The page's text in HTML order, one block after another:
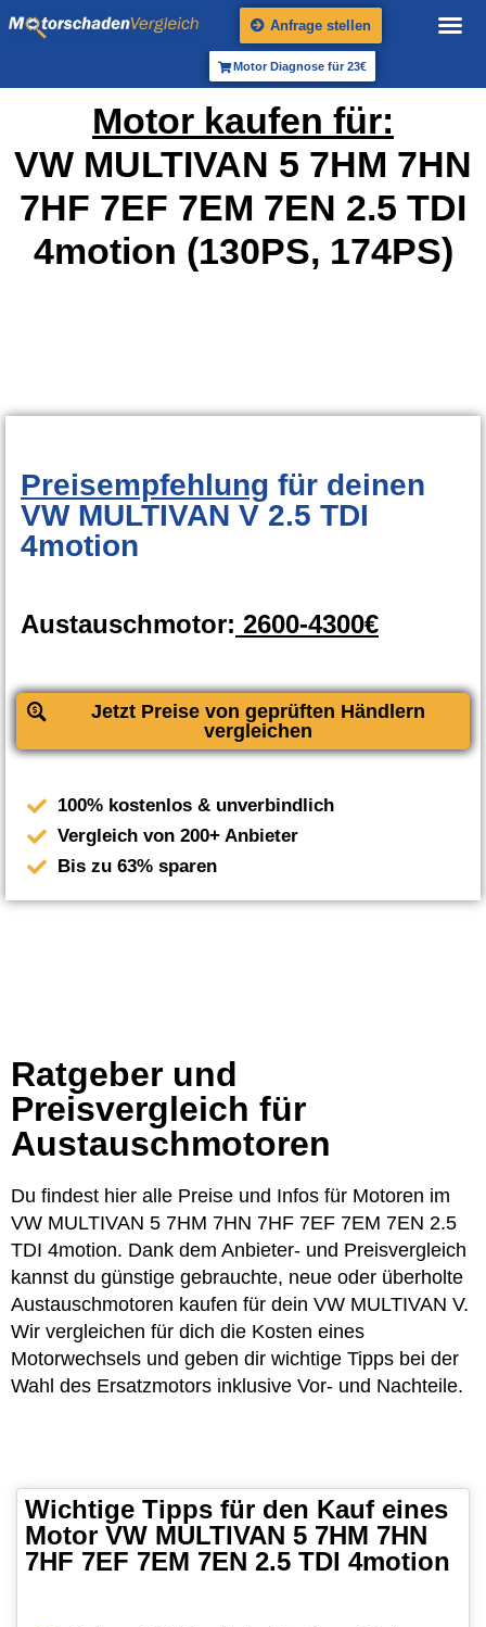
Anfrage stellen
Motor Diagnose für 23€
Motor kaufen für:
VW MULTIVAN 5 7HM 7HN
7HF 7EF 7EM 7EN 2.5 TDI
4motion (130PS, 174PS)
Preisempfehlung für deinen
VW MULTIVAN V 2.5 TDI
4motion
Austauschmotor: 2600-4300€
Jetzt Preise von geprüften Händlern
vergleichen
100% kostenlos & unverbindlich
Vergleich von 200+ Anbieter
Bis zu 63% sparen
Ratgeber und
Preisvergleich für
Austauschmotoren
Du findest hier alle Preise und Infos für Motoren im
VW MULTIVAN 5 7HM 7HN 7HF 7EF 7EM 7EN 2.5
TDI 4motion. Dank dem Anbieter- und Preisvergleich
kannst du günstige gebrauchte, neue oder überholte
Austauschmotoren kaufen für dein VW MULTIVAN V.
Wir vergleichen für dich die Kosten eines
Motorwechsels und geben dir wichtige Tipps bei der
Wahl des Ersatzmotors inklusive Vor- und Nachteile.
Wichtige Tipps für den Kauf eines
Motor VW MULTIVAN 5 7HM 7HN
7HF 7EF 7EM 7EN 2.5 TDI 4motion